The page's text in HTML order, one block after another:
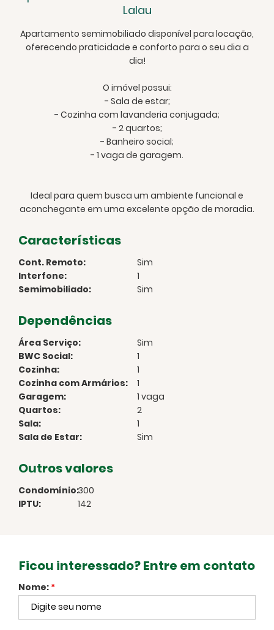
Lalau
Apartamento semimobiliado disponível para locação,
oferecendo praticidade e conforto para o seu dia a
dia!
O imóvel possui:
- Sala de estar;
- Cozinha com lavanderia conjugada;
- 2 quartos;
- Banheiro social;
- 1 vaga de garagem.
Ideal para quem busca um ambiente funcional e
aconchegante em uma excelente opção de moradia.
Características
Cont. Remoto:
Sim
Interfone:
1
Semimobiliado:
Sim
Dependências
Área Serviço:
Sim
BWC Social:
1
Cozinha:
1
Cozinha com Armários:
1
Garagem:
1 vaga
Quartos:
2
Sala:
1
Sala de Estar:
Sim
Outros valores
Condomínio:300
IPTU:
142
Ficou interessado? Entre em contato
Nome: *